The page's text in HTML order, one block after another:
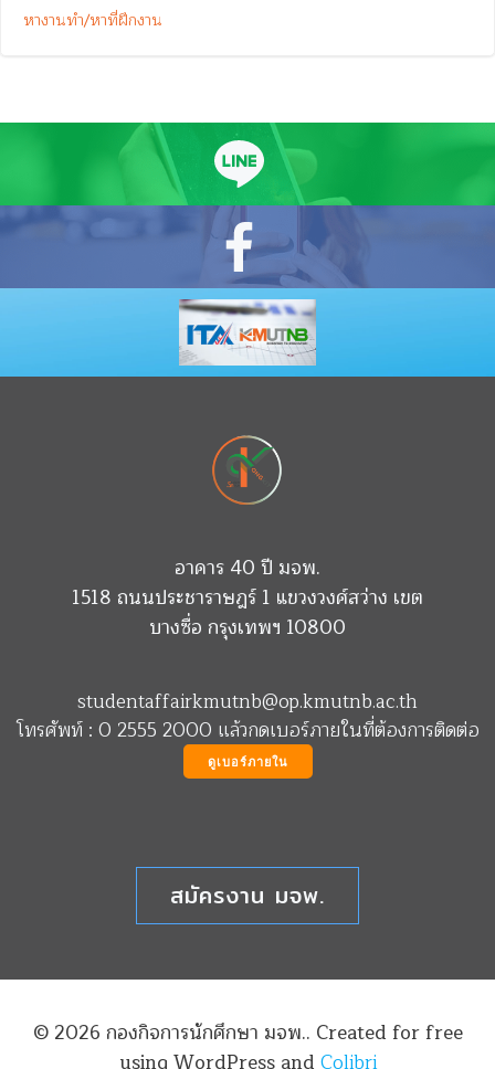
หางานทำ/หาที่ฝึกงาน
อาคาร 40 ปี มจพ.
1518 ถนนประชาราษฎร์ 1 แขวงวงศ์สว่าง เขต
บางซื่อ กรุงเทพฯ 10800
studentaffairkmutnb@op.kmutnb.ac.th
โทรศัพท์ : 0 2555 2000 แล้วกดเบอร์ภายในที่ต้องการติดต่อ
ดูเบอร์ภายใน
สมัครงาน มจพ.
© 2026 กองกิจการนักศึกษา มจพ.. Created for free